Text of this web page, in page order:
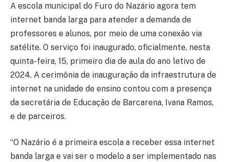
A escola municipal do Furo do Nazário agora tem
internet banda larga para atender a demanda de
professores e alunos, por meio de uma conexão via
satélite. O serviço foi inaugurado, oficialmente, nesta
quinta-feira, 15, primeiro dia de aula do ano letivo de
2024. A cerimônia de inauguração da infraestrutura de
internet na unidade de ensino contou com a presença
da secretária de Educação de Barcarena, Ivana Ramos,
e de parceiros.
“O Nazário é a primeira escola a receber essa internet
banda larga e vai ser o modelo a ser implementado nas